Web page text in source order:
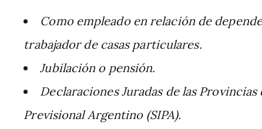
Como empleado en relación de
trabajador de casas particulares.
Jubilación o pensión.
Declaraciones Juradas de las
Previsional Argentino (SIPA).